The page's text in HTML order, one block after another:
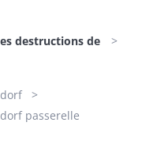
destructions de
passerelle